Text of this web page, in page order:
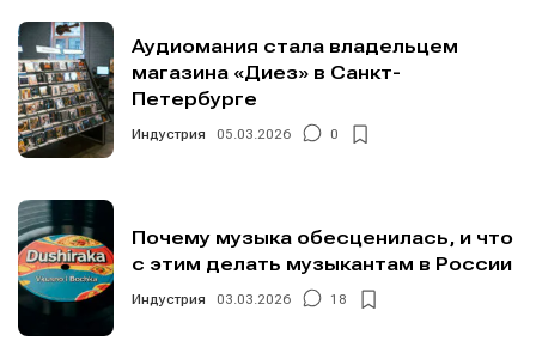
Аудиомания стала владельцем
магазина «Диез» в Санкт-
Петербурге
Индустрия 05.03.2026 0
Почему музыка обесценилась, и что
с этим делать музыкантам в России
Индустрия 03.03.2026 18